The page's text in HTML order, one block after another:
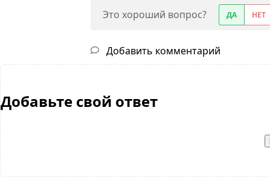
Это хороший вопрос? ДА НЕТ
Добавить комментарий
Добавьте свой ответ